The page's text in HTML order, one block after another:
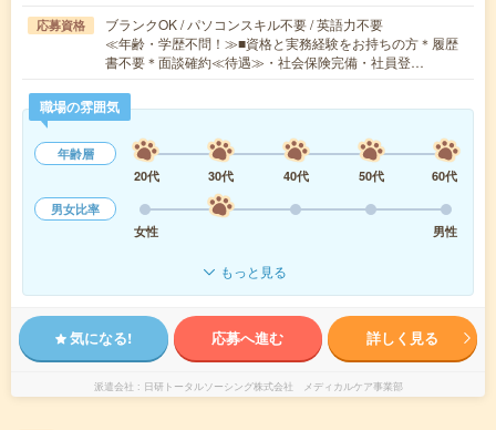
応募資格
ブランクOK / パソコンスキル不要 / 英語力不要
≪年齢・学歴不問！≫■資格と実務経験をお持ちの方＊履歴
書不要＊面談確約≪待遇≫・社会保険完備・社員登…
職場の雰囲気
年齢層
20代
30代 40代 50代
60代
男女比率
女性
男性
もっと見る
気になる! 応募へ進む 詳しく見る
派遣会社 日研トータルソーシング株式会社 メディカルケア事業部